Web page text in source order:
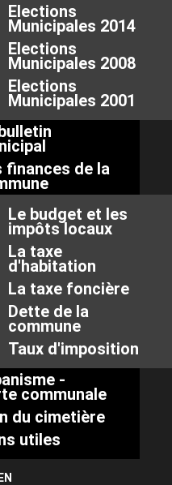
Elections
Municipales 2014
Elections
Municipales 2008
Elections
Municipales 2001
finances de la
Le budget et les
impôts locaux
La taxe
d'habitation
La taxe foncière
Dette de la
commune
Taux d'imposition
-
communale
du cimetière
utiles